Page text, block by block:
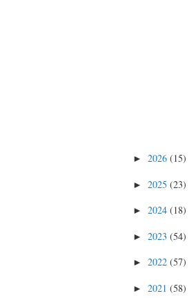
►2026(15)
►2025(23)
►2024(18)
►2023(54)
►2022(57)
►2021(58)